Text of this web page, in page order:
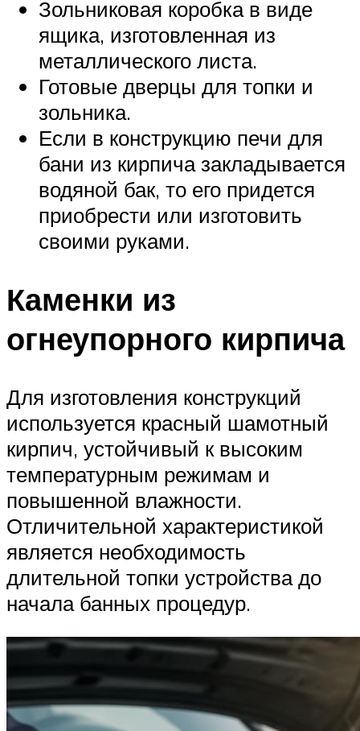
Зольниковая коробка в виде
ящика, изготовленная из
металлического листа.
Готовые дверцы для топки и
зольника.
Если в конструкцию печи для
бани из кирпича закладывается
водяной бак, то его придется
приобрести или изготовить
своими руками.
Каменки из
огнеупорного кирпича
Для изготовления конструкций
используется красный шамотный
кирпич, устойчивый к высоким
температурным режимам и
повышенной влажности.
Отличительной характеристикой
является необходимость
длительной топки устройства до
начала банных процедур.